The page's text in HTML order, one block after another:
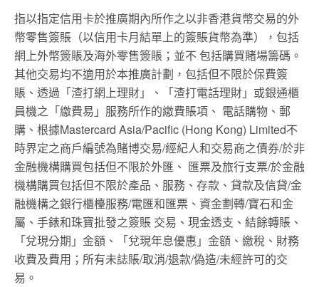
指以指定信用卡於推廣期內所作之以非香港貨幣交易的外
幣零售簽賬（以信用卡月結單上的簽賬貨幣為準），包括
網上外幣簽賬及海外零售簽賬；並不 包括購買賭場籌碼。
其他交易均不適用於本推廣計劃，包括但不限於保費簽
賬、透過「渣打網上理財」、「渣打電話理財」或銀通櫃
員機之「繳費易」服務所作的繳費賬項、 電話購物、郵
購、根據Mastercard Asia/Pacific (Hong Kong) Limited不
時界定之商戶編號為賭博交易/經紀人和交易商之債券/於非
金融機構購買包括但不限於外匯、 匯票及旅行支票/於金融
機構購買包括但不限於產品、服務、存款、貸款及信貸/金
融機構之銀行櫃檯服務/電匯和匯票、資金劃轉/寶石和金
屬、手錶和珠寶批發之簽賬 交易、現金透支、結餘轉賬、
「兌現分期」金額、「兌現年息優惠」金額、繳稅、財務
收費及費用；所有未誌賬/取消/退款/偽造/未經許可的交
易。